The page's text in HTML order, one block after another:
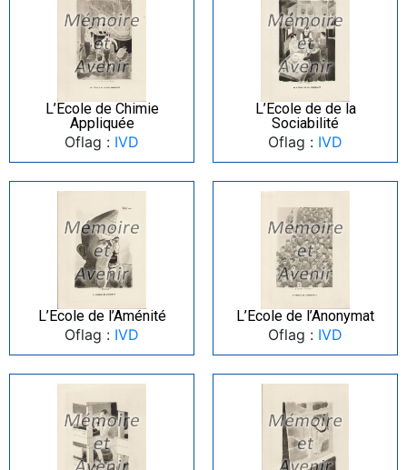
L’Ecole de Chimie
Appliquée
Oflag : IVD
L’Ecole de de la
Sociabilité
Oflag : IVD
L’Ecole de l’Aménité
Oflag : IVD
L’Ecole de l’Anonymat
Oflag : IVD